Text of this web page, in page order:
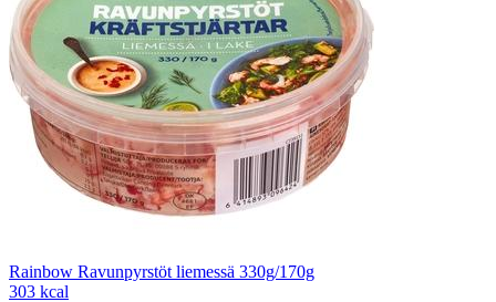
Rainbow Ravunpyrstöt liemessä 330g/170g
303 kcal